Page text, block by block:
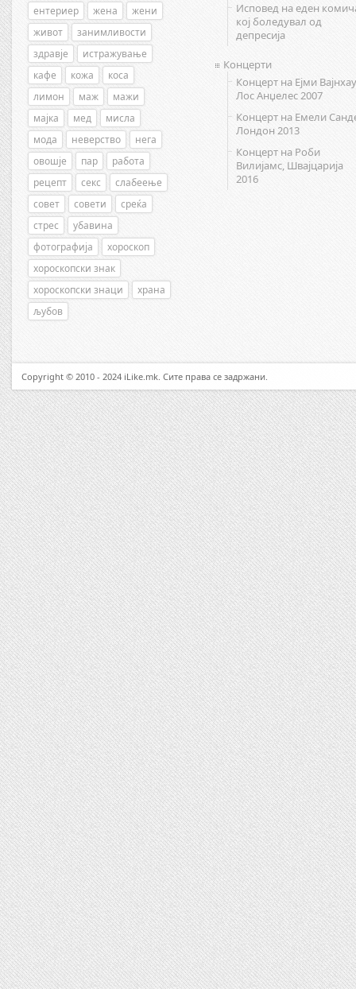
ентериер
жена
жени
живот
занимливости
здравје
истражување
кафе
кожа
коса
лимон
маж
мажи
мајка
мед
мисла
мода
неверство
нега
овошје
пар
работа
рецепт
секс
слабеење
совет
совети
среќа
стрес
убавина
фотографија
хороскоп
хороскопски знак
хороскопски знаци
храна
љубов
Исповед на еден
кој боледувал од
депресија
Концерти
Концерт на Ејми
Лос Анџелес 2007
Концерт на Емели
Лондон 2013
Концерт на Роби
Вилијамс, Швајцарија
2016
Copyright © 2010 - 2024 iLike.mk. Сите права се задржани.